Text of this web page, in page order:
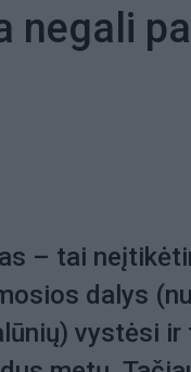
negali
– tai
dalys
vystėsi